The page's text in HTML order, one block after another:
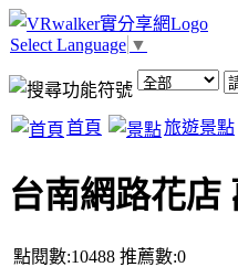
Select Language ▼
首頁 旅遊景點
台南網路花店
點閱數:10488 推薦數:0